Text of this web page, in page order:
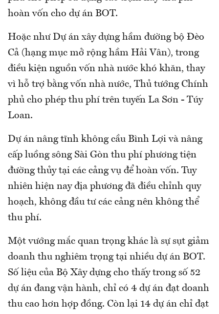
hoàn vốn cho dự án BOT.
Hoặc như Dự án xây dựng hầm đường bộ Đèo
Cả (hạng mục mở rộng hầm Hải Vân), trong
điều kiện nguồn vốn nhà nước khó khăn, thay
vì hỗ trợ bằng vốn nhà nước, Thủ tướng Chính
phủ cho phép thu phí trên tuyến La Sơn - Túy
Loan.
Dự án nâng tĩnh không cầu Bình Lợi và nâng
cấp luồng sông Sài Gòn thu phí phương tiện
đường thủy tại các cảng vụ để hoàn vốn. Tuy
nhiên hiện nay địa phương đã điều chỉnh quy
hoạch, không đầu tư các cảng nên không thể
thu phí.
Một vướng mắc quan trọng khác là sự sụt giảm
doanh thu nghiêm trọng tại nhiều dự án BOT.
Số liệu của Bộ Xây dựng cho thấy trong số 52
dự án đang vận hành, chỉ có 4 dự án đạt doanh
thu cao hơn hợp đồng. Còn lại 14 dự án chỉ đạt